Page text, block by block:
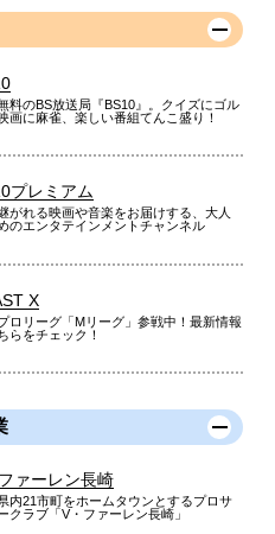
料のBS放送局『BS10』。クイズにゴル
画に麻雀、楽しい番組てんこ盛り！
プレミアム
がれる映画や音楽をお届けする、大人
のエンタテインメントチャンネル
X
ロリーグ「Mリーグ」参戦中！最新情報
らをチェック！
ァーレン長崎
内21市町をホームタウンとするプロサ
クラブ「V・ファーレン長崎」